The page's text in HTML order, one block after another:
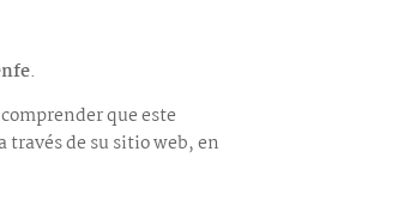
.
que este
través de su sitio web, en